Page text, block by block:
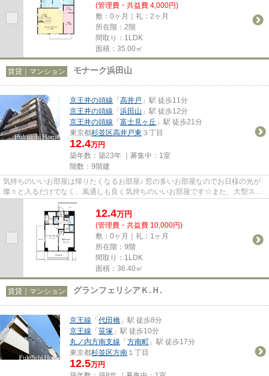
(管理費・共益費 4,000円)
敷：0ヶ月｜礼：2ヶ月
所在階：2階
間取り：1LDK
面積：35.00㎡
賃貸｜マンション モナーク浜田山
京王井の頭線 「高井戸 」駅 徒歩11分
京王井の頭線 「浜田山 」駅 徒歩12分
京王井の頭線 「富士見ヶ丘 」駅 徒歩21分
東京都杉並区高井戸東 ３丁目
12.4万円
築年数：築23年 ｜募集中： 1室
階数：9階建
気持ちのいいお部屋は帰りたくなるお部屋♪ 窓の多いお部屋なのでお日様の光が
燦々と入るだけでなく、風通しも良く気持ちのいいお部屋です☆また、大型スー
パーも近くお買い物に不便はし...
12.4万円
(管理費・共益費 10,000円)
敷：0ヶ月｜礼：1ヶ月
所在階：9階
間取り：1LDK
面積：36.40㎡
賃貸｜マンション グランフェリシアＫ.Ｈ.
京王線 「代田橋 」駅 徒歩8分
京王線 「笹塚 」駅 徒歩10分
丸ノ内方南支線 「方南町 」駅 徒歩17分
東京都杉並区方南 １丁目
12.5万円